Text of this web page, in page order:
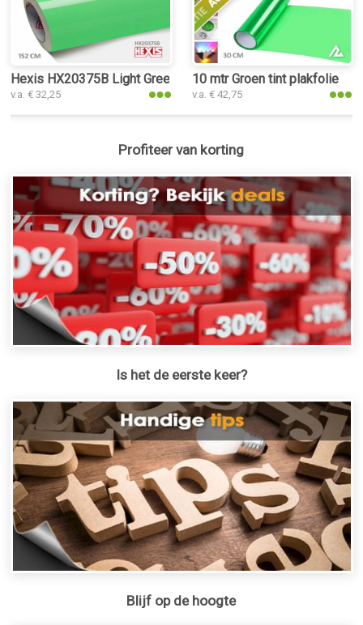
Hexis HX20375B Light Green Gloss plakfolie
v.a. € 32,25
10 mtr Groen tint plakfolie
v.a. € 42,75
Profiteer van korting
Is het de eerste keer?
Blijf op de hoogte